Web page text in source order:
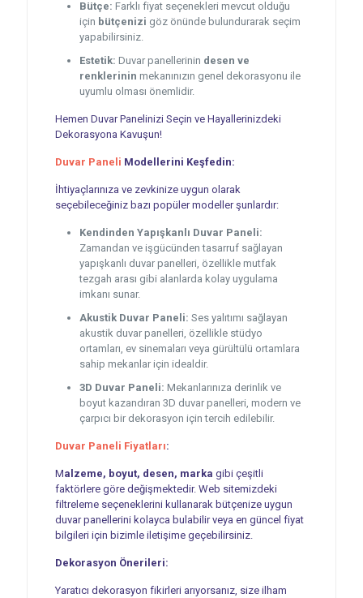
Bütçe: Farklı fiyat seçenekleri mevcut olduğu
için bütçenizi göz önünde bulundurarak seçim
yapabilirsiniz.
Estetik: Duvar panellerinin desen ve
renklerinin mekanınızın genel dekorasyonu ile
uyumlu olması önemlidir.
Hemen Duvar Panelinizi Seçin ve Hayallerinizdeki
Dekorasyona Kavuşun!
Duvar Paneli Modellerini Keşfedin:
İhtiyaçlarınıza ve zevkinize uygun olarak
seçebileceğiniz bazı popüler modeller şunlardır:
Kendinden Yapışkanlı Duvar Paneli:
Zamandan ve işgücünden tasarruf sağlayan
yapışkanlı duvar panelleri, özellikle mutfak
tezgah arası gibi alanlarda kolay uygulama
imkanı sunar.
Akustik Duvar Paneli: Ses yalıtımı sağlayan
akustik duvar panelleri, özellikle stüdyo
ortamları, ev sinemaları veya gürültülü ortamlara
sahip mekanlar için idealdir.
3D Duvar Paneli: Mekanlarınıza derinlik ve
boyut kazandıran 3D duvar panelleri, modern ve
çarpıcı bir dekorasyon için tercih edilebilir.
Duvar Paneli Fiyatları:
Malzeme, boyut, desen, marka gibi çeşitli
faktörlere göre değişmektedir. Web sitemizdeki
filtreleme seçeneklerini kullanarak bütçenize uygun
duvar panellerini kolayca bulabilir veya en güncel fiyat
bilgileri için bizimle iletişime geçebilirsiniz.
Dekorasyon Önerileri:
Yaratıcı dekorasyon fikirleri arıyorsanız, size ilham